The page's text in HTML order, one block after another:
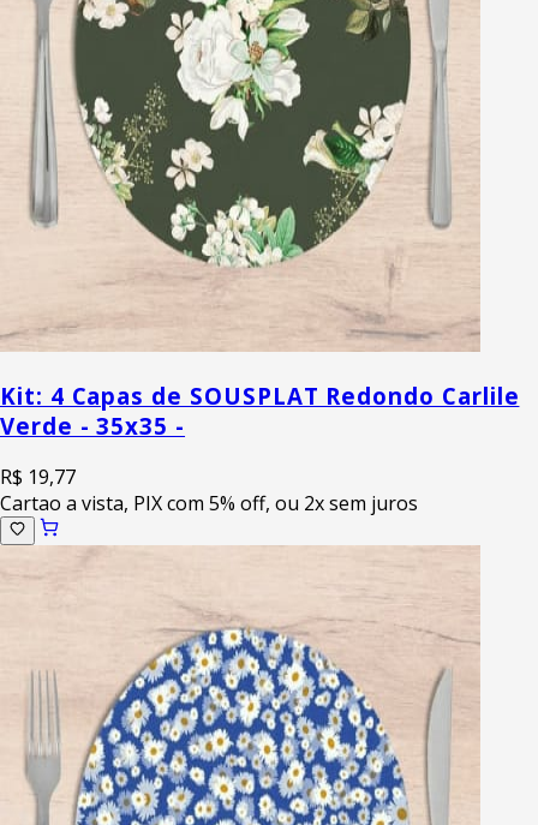
Kit: 4 Capas de SOUSPLAT Redondo Carlile
Verde - 35x35 -
R$ 19,77
Cartao a vista, PIX com 5% off, ou 2x sem juros